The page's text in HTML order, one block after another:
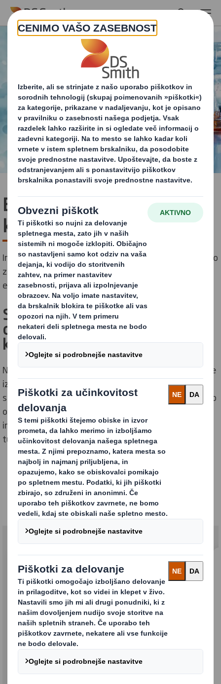
Skip to main content
Embalažne rešitve za
kemično industrijo
Inovativne in trajnostne embalažne rešitve združujemo
z bogatimi izkušnjami zagotavljanja vrhunske
embalaže za kemično industrijo.
Smo vaši zanesljivi partnerji pri
oblikovanju embalaže za
kemikalije in nevarno blago.
Naša ponudba obsega številne trpežne in varne rešitve
iz valovitega kartona, ki so primerne za manipulacijo
skozi celotno dobavno verigo. Embalaža omogoča jasno
označevanje z opozorili in drugimi varnostnimi
informacijami, po potrebi pa v embalažo integriramo
tudi RFID čipe za lažje sledenje in upravljanje zalog.
Kemična industrija
Naša ponudba